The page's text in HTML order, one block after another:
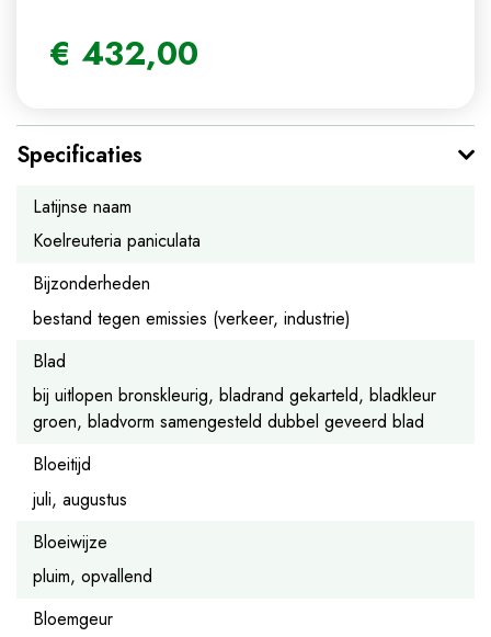
€ 432,00
Specificaties
Latijnse naam
Koelreuteria paniculata
Bijzonderheden
bestand tegen emissies (verkeer, industrie)
Blad
bij uitlopen bronskleurig, bladrand gekarteld, bladkleur
groen, bladvorm samengesteld dubbel geveerd blad
Bloeitijd
juli, augustus
Bloeiwijze
pluim, opvallend
Bloemgeur